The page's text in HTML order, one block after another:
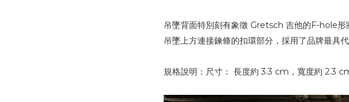
吊墜背面特別刻有象徵 Gretsch 吉他的F-hole形
吊墜上方連接鍊條的扣環部分，採用了品牌最具
規格說明： 尺寸： 長度約 3.3 cm，寬度約 2.3